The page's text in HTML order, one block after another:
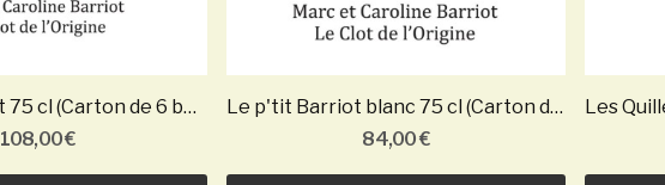
Le Trouble Fait 75 cl (Carton de 6 bouteilles)
108,00 €
Le p'tit Barriot blanc 75 cl (Carton de 6...
84,00 €